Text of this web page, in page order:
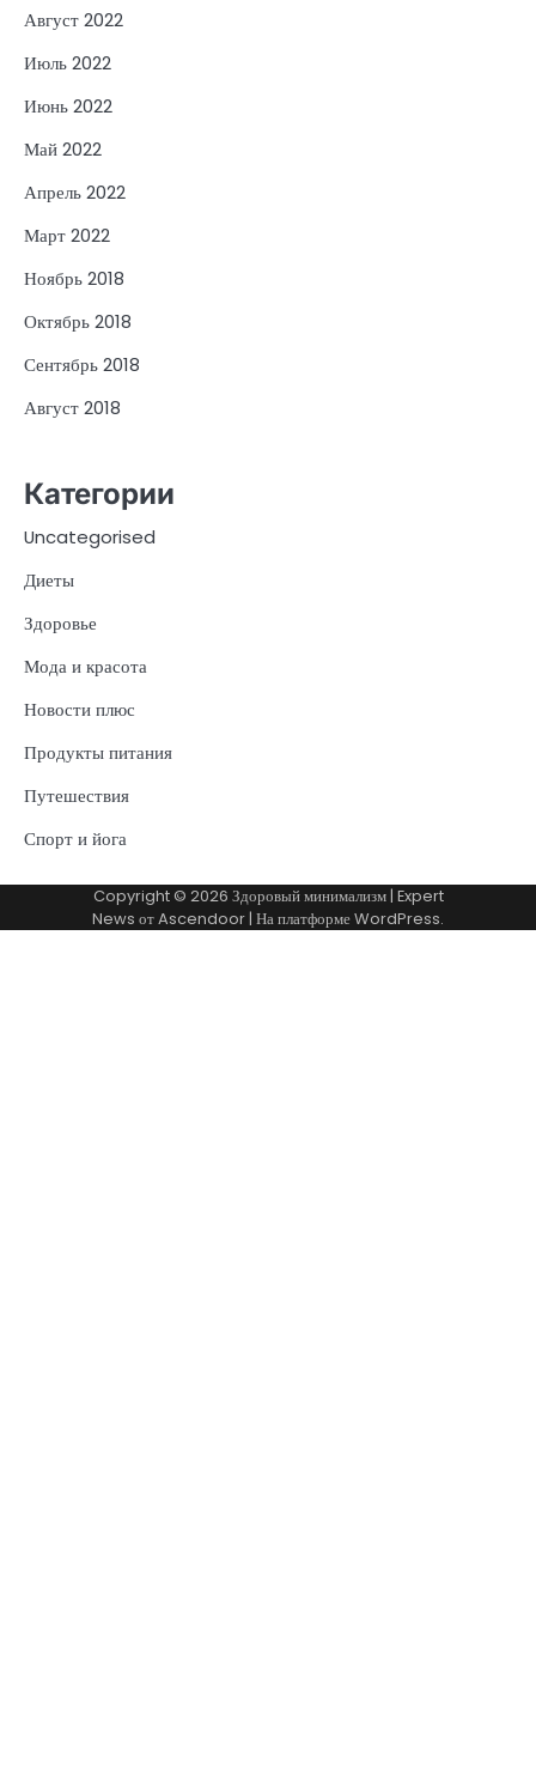
Август 2022
Июль 2022
Июнь 2022
Май 2022
Апрель 2022
Март 2022
Ноябрь 2018
Октябрь 2018
Сентябрь 2018
Август 2018
Категории
Uncategorised
Диеты
Здоровье
Мода и красота
Новости плюс
Продукты питания
Путешествия
Спорт и йога
Copyright © 2026 Здоровый минимализм| Expert
News отAscendoor| На платформеWordPress.